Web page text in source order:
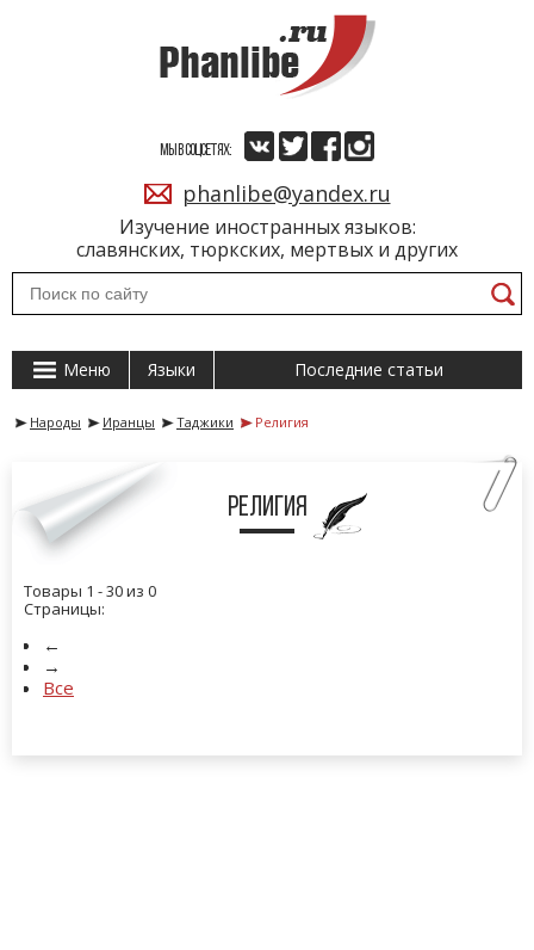
Изучение иностранных языков:
славянских, тюркских, мертвых и других
МЫ В СОЦСЕТЯХ:
phanlibe@yandex.ru
Меню Языки Последние статьи
Народы Иранцы Таджики Религия
Религия
Товары 1 - 30 из 0
Страницы:
←
→
Все